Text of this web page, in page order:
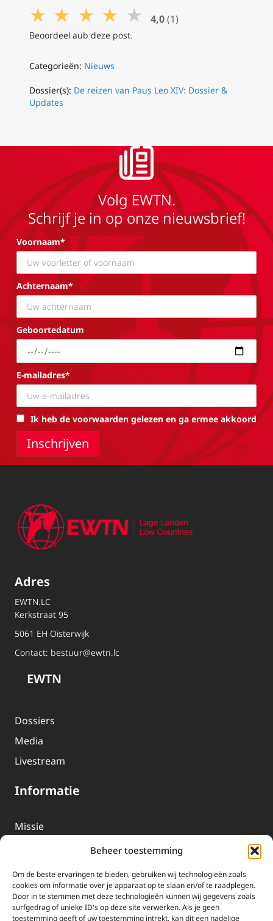
Beheer toestemming
Om de beste ervaringen te bieden, gebruiken wij technologieën zoals
cookies om informatie over je apparaat op te slaan en/of te raadplegen.
Door in te stemmen met deze technologieën kunnen wij gegevens zoals
surfgedrag of unieke ID's op deze site verwerken. Als je geen
toestemming geeft of uw toestemming intrekt, kan dit een nadelige
★ ★ ★ ★ ★ 4,0 (1)
Beoordeel aub deze post.
Categorieën: Nieuws
Dossier(s): De reizen van Paus Leo XIV: Dossier &
Updates
Volg EWTN.
Schrijf je in op onze nieuwsbrief!
Voornaam*
Achternaam*
Geboortedatum
E-mailadres*
Ik heb de voorwaarden gelezen en ga ermee akkoord
Adres
EWTN.LC
Kerkstraat 95
5061 EH Oisterwijk
Contact: bestuur@ewtn.lc
EWTN
Dossiers
Media
Livestream
Informatie
Missie
EWTN-Team
Organisatiegegevens